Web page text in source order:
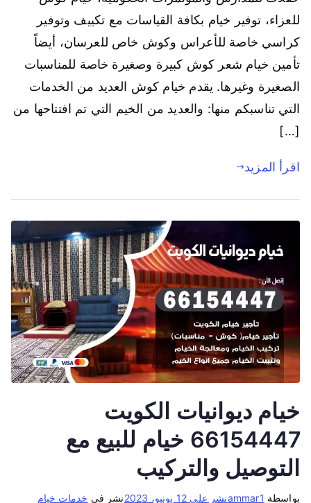
للعزاء، توفير خيام بكافة القياسات مع تكييف وتوفير
كراسي خاصة للأعراس وكوش خاص للعرسان، أيضاً
تأمين خيام شعر كوش كبيرة وصغيرة خاصة للمناسبات
الصغيرة وغيرها. يقدم خيام كوش العديد من الخدمات
التي تناسبكم منها: والعديد من الخيم التي تم افتتاحها من
[…]
اقرأ المزيد
خيام ديوانيات الكويت
66154447 خيام للبيع مع
التوصيل والتركيب
بواسطة ammar1نشر على 12 يونيو، 2023 نشر في خدمات خيام